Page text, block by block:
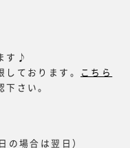
す♪
ております。
こちら
さい。
の場合は翌日）